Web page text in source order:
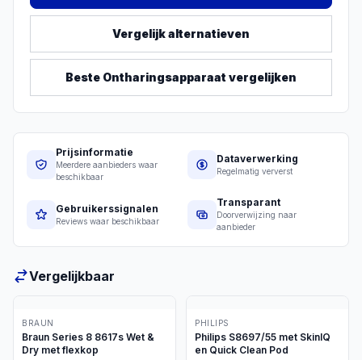
Vergelijk alternatieven
Beste Ontharingsapparaat vergelijken
Prijsinformatie
Meerdere aanbieders waar
beschikbaar
Dataverwerking
Regelmatig ververst
Gebruikerssignalen
Reviews waar beschikbaar
Transparant
Doorverwijzing naar
aanbieder
Vergelijkbaar
BRAUN
Braun Series 8 8617s Wet &
Dry met flexkop
PHILIPS
Philips S8697/55 met SkinIQ
en Quick Clean Pod